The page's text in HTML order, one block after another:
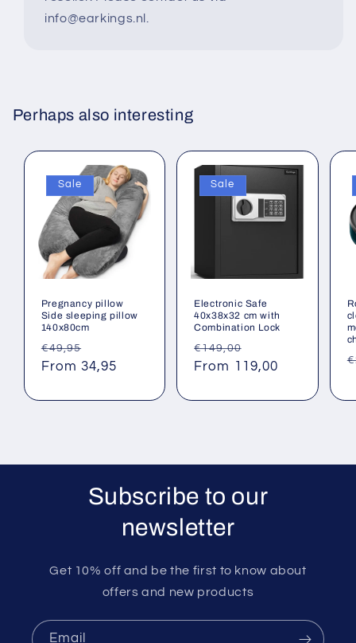
info@earkings.nl.
Perhaps also interesting
Sale
Pregnancy pillow
Side sleeping pillow
140x80cm
Regular
price
€49,95
price
From 34,95
Sale
Electronic Safe
40x38x32 cm with
Combination Lock
Regular
price
€149,00
price
From 119,00
Subscribe to our
newsletter
Get 10% off and be the first to know about
offers and new products
Email